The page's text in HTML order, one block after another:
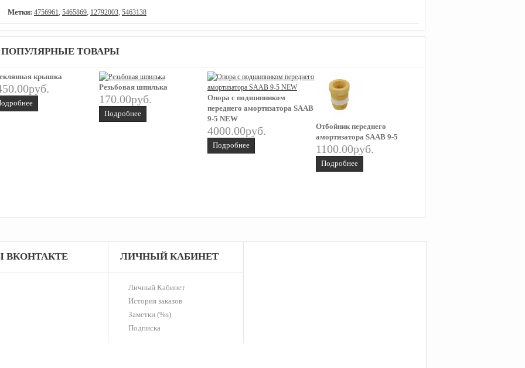
Метки: 4756961, 5465869, 12792003, 5463138
ПОПУЛЯРНЫЕ ТОВАРЫ
крышка
Резьбовая шпилька
170.00руб.
Подробнее
Опора с подшипником
переднего амортизатора SAAB
9-5 NEW
4000.00руб.
Подробнее
Отбойник переднего
амортизатора SAAB 9-5
1100.00руб.
Подробнее
ВКОНТАКТЕ ЛИЧНЫЙ КАБИНЕТ
Личный Кабинет
История заказов
Заметки (%s)
Подписка